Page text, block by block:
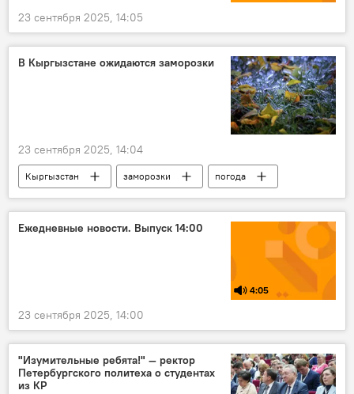
23 сентября 2025, 14:05
В Кыргызстане ожидаются заморозки
23 сентября 2025, 14:04
Кыргызстан заморозки
погода
Кыргызгидромет
Ежедневные новости. Выпуск 14:00
4:05
23 сентября 2025, 14:00
"Изумительные ребята!" — ректор
Петербургского политеха о студентах
из КР